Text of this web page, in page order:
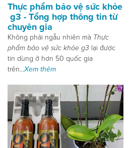
Thực phẩm bảo vệ sức khỏe
g3 - Tổng hợp thông tin từ
chuyên gia
Không phải ngẫu nhiên mà Thực
phẩm bảo vệ sức khỏe g3 lại được
tin dùng ở hơn 50 quốc gia
trên...Xem thêm